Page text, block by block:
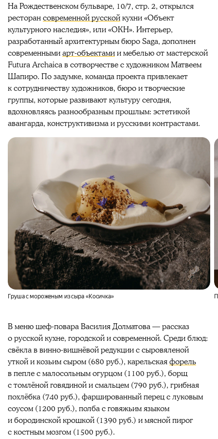
На Рождественском бульваре, 10/7, стр. 2, открылся
ресторансовременной русскойкухни «Объект
культурного наследия», или «ОКН». Интерьер,
разработанный архитектурным бюро Saga, дополнен
современнымиарт-объектамии мебелью от мастерской
Futura Archaica в сотворчестве с художником Матвеем
Шапиро. По задумке, команда проекта привлекает
к сотрудничеству художников, бюро и творческие
группы, которые развивают культуру сегодня,
вдохновляясь разнообразным прошлым: эстетикой
авангарда, конструктивизма и русскими контрастами.
Груша с мороженым из сыра «Косичка»
В меню шеф-повара Василия Долматова — рассказ
о русской кухне, городской и современной. Среди блюд:
свёкла в винно-вишнёвой редукции с сыровяленой
уткой и козьим сыром (680 руб.), карельскаяфорель
в пепле с малосольным огурцом (1100 руб.), борщ
с томлёной говядиной и смальцем (790 руб.), грибная
похлёбка (740 руб.), фаршированный перец с луковым
соусом (1200 руб.), полба с говяжьим языком
и бородинской крошкой (1390 руб.) и мясной пирог
с костным мозгом (1500 руб.).